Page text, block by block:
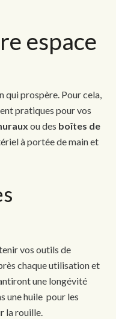
espace
qui prospère. Pour cela,
pratiques pour vos
ou des boîtes de
à portée de main et
vos outils de
chaque utilisation et
une longévité
une huile pour les
la rouille.